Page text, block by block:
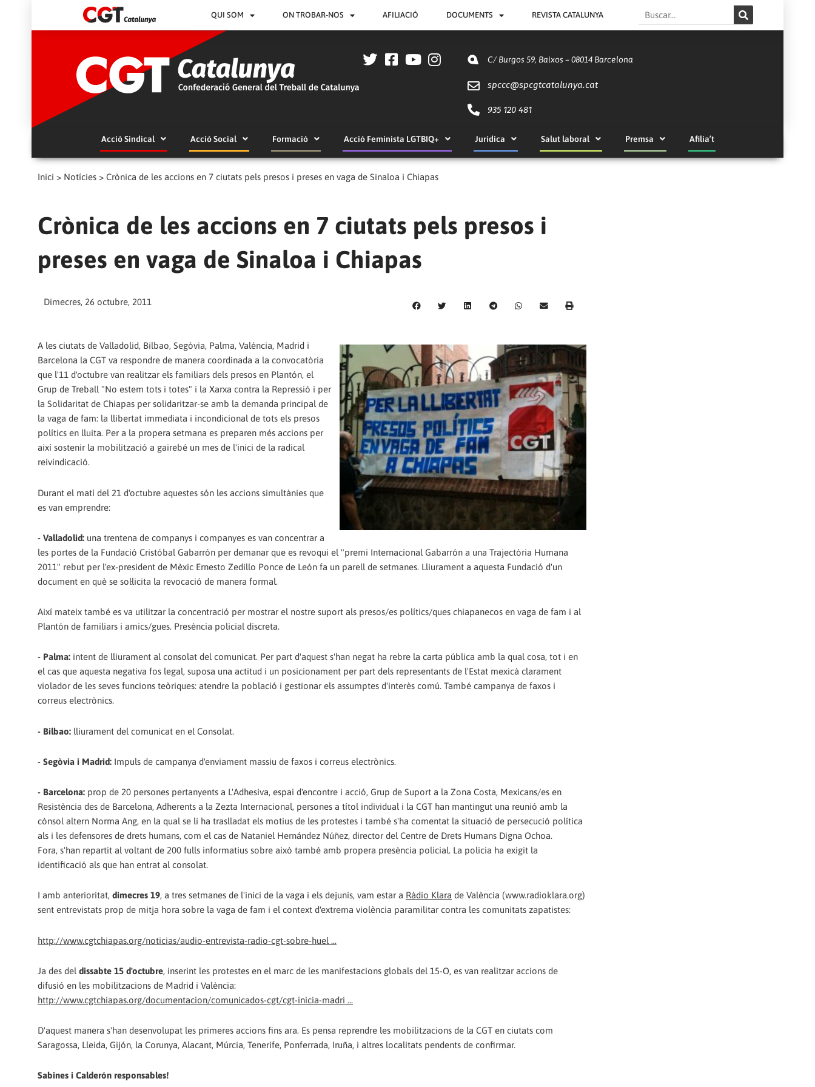
QUI SOM ON TROBAR-NOS AFILIACIÓ DOCUMENTS REVISTA CATALUNYA Search
C/ Burgos 59, Baixos – 08014 Barcelona
spccc@spcgtcatalunya.cat
935 120 481
Acció Sindical Acció Social Formació Acció Feminista LGTBIQ+ Jurídica Salut laboral Premsa Afilia’t
Inici > Notícies > Crònica de les accions en 7 ciutats pels presos i preses en vaga de Sinaloa i Chiapas
Crònica de les accions en 7 ciutats pels presos i
preses en vaga de Sinaloa i Chiapas
Dimecres, 26 octubre, 2011
A les ciutats de Valladolid, Bilbao, Segòvia, Palma, València, Madrid i
Barcelona la CGT va respondre de manera coordinada a la convocatòria
que l'11 d'octubre van realitzar els familiars dels presos en Plantón, el
Grup de Treball "No estem tots i totes" i la Xarxa contra la Repressió i per
la Solidaritat de Chiapas per solidaritzar-se amb la demanda principal de
la vaga de fam: la llibertat immediata i incondicional de tots els presos
polítics en lluita. Per a la propera setmana es preparen més accions per
així sostenir la mobilització a gairebé un mes de l'inici de la radical
reivindicació.
Durant el matí del 21 d'octubre aquestes són les accions simultànies que
es van emprendre:
- Valladolid: una trentena de companys i companyes es van concentrar a
les portes de la Fundació Cristóbal Gabarrón per demanar que es revoqui el "premi Internacional Gabarrón a una Trajectòria Humana
2011" rebut per l'ex-president de Mèxic Ernesto Zedillo Ponce de León fa un parell de setmanes. Lliurament a aquesta Fundació d'un
document en què se sol·licita la revocació de manera formal.
Així mateix també es va utilitzar la concentració per mostrar el nostre suport als presos/es polítics/ques chiapanecos en vaga de fam i al
Plantón de familiars i amics/gues. Presència policial discreta.
- Palma: intent de lliurament al consolat del comunicat. Per part d'aquest s'han negat ha rebre la carta pública amb la qual cosa, tot i en
el cas que aquesta negativa fos legal, suposa una actitud i un posicionament per part dels representants de l'Estat mexicà clarament
violador de les seves funcions teòriques: atendre la població i gestionar els assumptes d'interès comú. També campanya de faxos i
correus electrònics.
- Bilbao: lliurament del comunicat en el Consolat.
- Segòvia i Madrid: Impuls de campanya d'enviament massiu de faxos i correus electrònics.
- Barcelona: prop de 20 persones pertanyents a L'Adhesiva, espai d'encontre i acció, Grup de Suport a la Zona Costa, Mexicans/es en
Resistència des de Barcelona, ​​Adherents a la Zezta Internacional, persones a títol individual i la CGT han mantingut una reunió amb la
cònsol altern Norma Ang, en la qual se li ha traslladat els motius de les protestes i també s'ha comentat la situació de persecució política
als i les defensores de drets humans, com el cas de Nataniel Hernández Núñez, director del Centre de Drets Humans Digna Ochoa.
Fora, s'han repartit al voltant de 200 fulls informatius sobre això també amb propera presència policial. La policia ha exigit la
identificació als que han entrat al consolat.
I amb anterioritat, dimecres 19, a tres setmanes de l'inici de la vaga i els dejunis, vam estar a Ràdio Klara de València (www.radioklara.org)
sent entrevistats prop de mitja hora sobre la vaga de fam i el context d'extrema violència paramilitar contra les comunitats zapatistes:
http://www.cgtchiapas.org/noticias/audio-entrevista-radio-cgt-sobre-huel ...
Ja des del dissabte 15 d'octubre, inserint les protestes en el marc de les manifestacions globals del 15-O, es van realitzar accions de
difusió en les mobilitzacions de Madrid i València:
http://www.cgtchiapas.org/documentacion/comunicados-cgt/cgt-inicia-madri ...
D'aquest manera s'han desenvolupat les primeres accions fins ara. Es pensa reprendre les mobilitzacions de la CGT en ciutats com
Saragossa, Lleida, Gijón, la Corunya, Alacant, Múrcia, Tenerife, Ponferrada, Iruña, i altres localitats pendents de confirmar.
Sabines i Calderón responsables!